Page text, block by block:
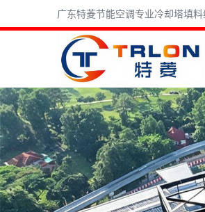
广东特菱节能空调专业冷却塔填